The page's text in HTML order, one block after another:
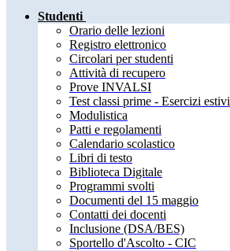
Studenti
Orario delle lezioni
Registro elettronico
Circolari per studenti
Attività di recupero
Prove INVALSI
Test classi prime - Esercizi estivi
Modulistica
Patti e regolamenti
Calendario scolastico
Libri di testo
Biblioteca Digitale
Programmi svolti
Documenti del 15 maggio
Contatti dei docenti
Inclusione (DSA/BES)
Sportello d'Ascolto - CIC